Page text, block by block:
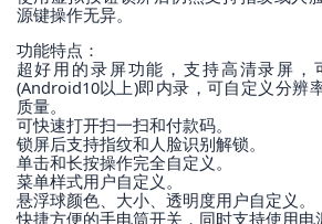
源键操作无异。
功能特点：
超好用的录屏功能，支持高清录屏，
(Android10以上)即内录，可自定义分辨
质量。
可快速打开扫一扫和付款码。
锁屏后支持指纹和人脸识别解锁。
单击和长按操作完全自定义。
菜单样式用户自定义。
悬浮球颜色、大小、透明度用户自定义。
快捷方便的手电筒开关，同时支持使用电